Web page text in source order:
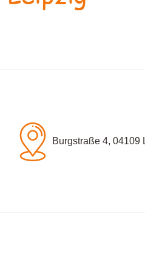
Burgstraße 4, 04109